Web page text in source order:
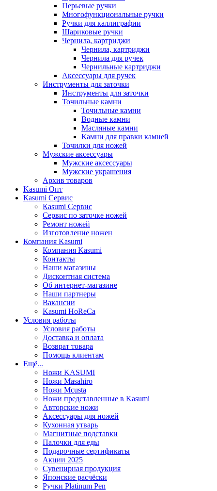
Перьевые ручки
Многофункциональные ручки
Ручки для каллиграфии
Шариковые ручки
Чернила, картриджи
Чернила, картриджи
Чернила для ручек
Чернильные картриджи
Аксессуары для ручек
Инструменты для заточки
Инструменты для заточки
Точильные камни
Точильные камни
Водные камни
Масляные камни
Камни для правки камней
Точилки для ножей
Мужские аксессуары
Мужские аксессуары
Мужские украшения
Архив товаров
Kasumi Опт
Кasumi Сервис
Кasumi Сервис
Сервис по заточке ножей
Ремонт ножей
Изготовление ножен
Компания Kasumi
Компания Kasumi
Контакты
Наши магазины
Дисконтная система
Об интернет-магазине
Наши партнеры
Вакансии
Kasumi HoReCa
Условия работы
Условия работы
Доставка и оплата
Возврат товара
Помощь клиентам
Ещё...
Ножи KASUMI
Ножи Masahiro
Ножи Mcusta
Ножи представленные в Kasumi
Авторские ножи
Аксессуары для ножей
Кухонная утварь
Магнитные подставки
Палочки для еды
Подарочные сертификаты
Акции 2025
Сувенирная продукция
Японские расчёски
Ручки Platinum Pen